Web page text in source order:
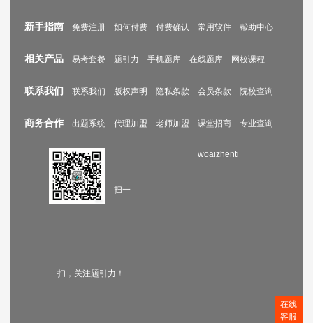
新手指南 免费注册 如何付费 付费确认 常用软件 帮助中心
相关产品 易考套餐 题引力 手机题库 在线题库 网校课程
联系我们 联系我们 版权声明 隐私条款 会员条款 院校查询
商务合作 出题系统 代理加盟 老师加盟 课堂招商 专业查询
扫一
扫，关注题引力！
woaizhenti
在线
客服